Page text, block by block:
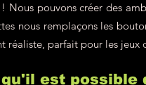
Nous pouvons créer des
nous remplaçons les
réaliste, parfait pour les jeux
est possible